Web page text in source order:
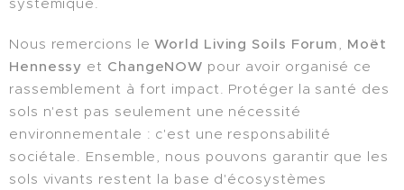
Nous remercions leWorld Living Soils Forum
Moët
Hennessy et ChangeNOW pour avoir organisé ce
rassemblement à fort impact. Protéger la santé des
sols n'est pas seulement une nécessité
environnementale : c'est une responsabilité
sociétale. Ensemble, nous pouvons garantir que les
sols vivants restent la base d'écosystèmes